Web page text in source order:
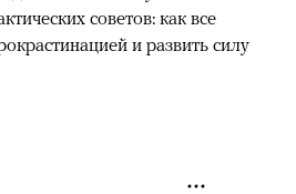
советов: как все
и развить силу